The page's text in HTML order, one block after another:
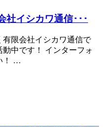
社イシカワ通信･･･
限会社イシカワ通信で
中です！ インターフォ
！ …